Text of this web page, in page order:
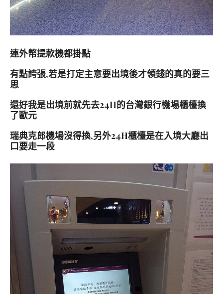
連外幣提款機都掛點
有點誇張,若是打定主意要出境後才領錢的真的要三
思
還好我是出境前就先去24H的台灣銀行機場櫃檯換
了歐元
瑞典克郎機場沒得換,另外24H櫃檯是在入境大廳出
口要走一段